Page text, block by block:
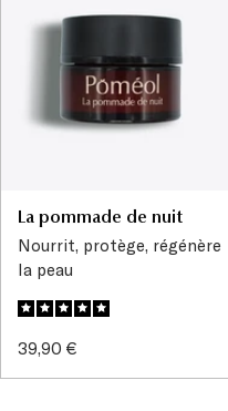
La pommade de nuit
Nourrit, protège, régénère
la peau
Prix
39,90 €